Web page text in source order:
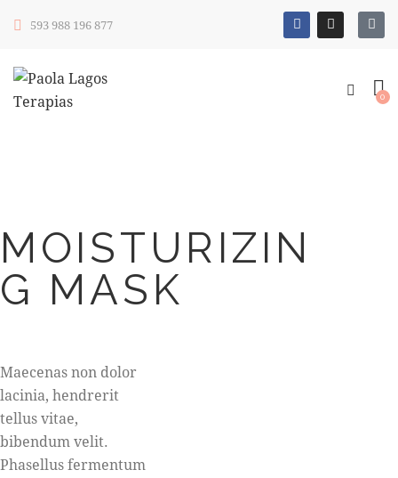
593 988 196 877
0
MOISTURIZIN
G MASK
Maecenas non dolor
lacinia, hendrerit
tellus vitae,
bibendum velit.
Phasellus fermentum